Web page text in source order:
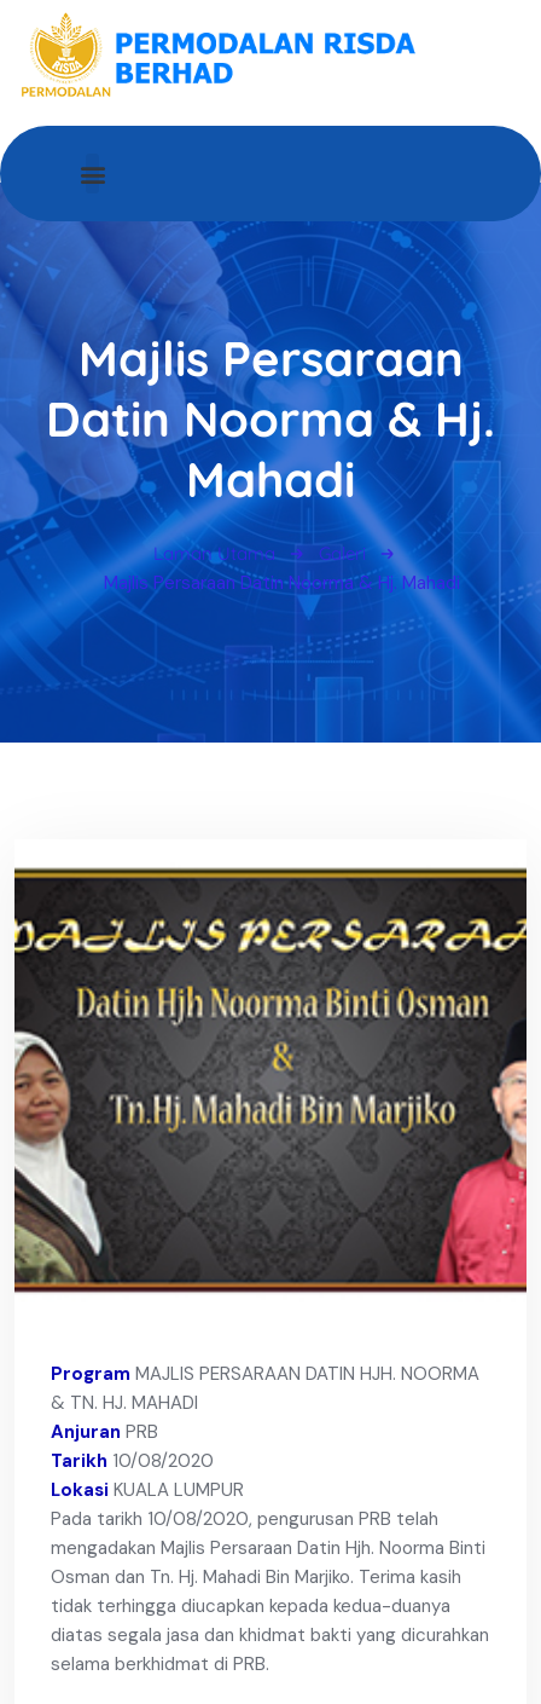
Majlis Persaraan
Datin Noorma & Hj.
Mahadi
Laman Utama Galeri
Majlis Persaraan Datin Noorma & Hj. Mahadi
Program MAJLIS PERSARAAN DATIN HJH. NOORMA
& TN. HJ. MAHADI
Anjuran PRB
Tarikh 10/08/2020
Lokasi KUALA LUMPUR
Pada tarikh 10/08/2020, pengurusan PRB telah
mengadakan Majlis Persaraan Datin Hjh. Noorma Binti
Osman dan Tn. Hj. Mahadi Bin Marjiko. Terima kasih
tidak terhingga diucapkan kepada kedua-duanya
diatas segala jasa dan khidmat bakti yang dicurahkan
selama berkhidmat di PRB.